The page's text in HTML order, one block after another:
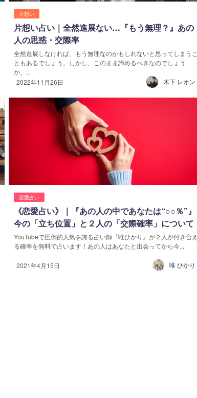
片想い
片想い占い｜全然進展ない…『もう無理？』あの
人の思惑・交際率
全然進展しなければ、もう無理なのかもしれないと思ってしまうこ
ともあるでしょう。しかし、このまま諦めるべきなのでしょう
か。...
2022年11月26日
木下 レオン
恋愛占い
《恋愛占い》｜『あの人の中であなたは“○○％”』
今の「立ち位置」と２人の「交際確率」について
YouTubeで圧倒的人気を誇る占い師『唯ひかり』が２人が付き合え
る確率を無料で占います！あの人はあなたと出会ってから今...
2021年4月15日 唯 ひかり